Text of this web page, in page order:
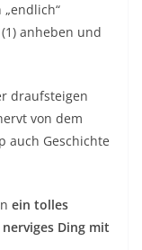
anheben und
draufsteigen
von dem
auch Geschichte
ein tolles
nerviges Ding mit